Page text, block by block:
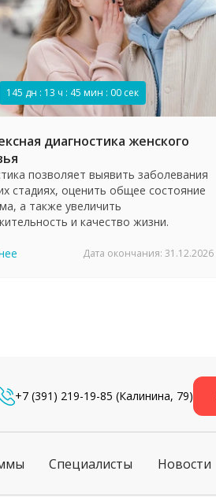
145 дн : 13 ч : 44 мин : 59 сек
диагностика женского
позволяет выявить заболевания
стадиях, оценить общее состояние
а также увеличить
и качество жизни.
Дата окончания: 31.12.2026
+7 (391) 219-19-85 (Калинина, 79)
Специалисты Новости